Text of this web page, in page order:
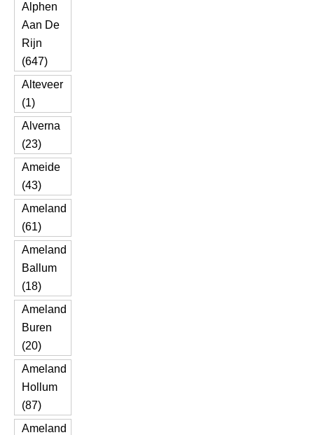
Alphen
Aan De
Rijn
(647)
Alteveer
(1)
Alverna
(23)
Ameide
(43)
Ameland
(61)
Ameland
Ballum
(18)
Ameland
Buren
(20)
Ameland
Hollum
(87)
Ameland